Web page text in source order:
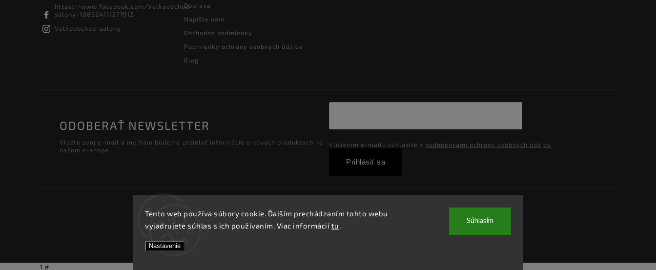
Tento web používa súbory cookie. Ďalším prechádzaním tohto webu
vyjadrujete súhlas s ich používaním. Viac informácií tu.
Nastavenie
Súhlasím
https://www.facebook.com/Velkoobchod-
salony-108524111277912
Velkoobchod_salony
Doprava
Napíšte nám
Obchodné podmienky
Podmienky ochrany osobných údajov
Blog
ODOBERAŤ NEWSLETTER
Vložte svoj e-mail a my Vám budeme zasielať informácie o nových produktoch na
našom e-shope.
Vložením e-mailu súhlasíte s podmienkami ochrany osobných údajov
Prihlásiť sa
Copyright 2026Velkoobchod-salony.sk
Vytvořil
1 #